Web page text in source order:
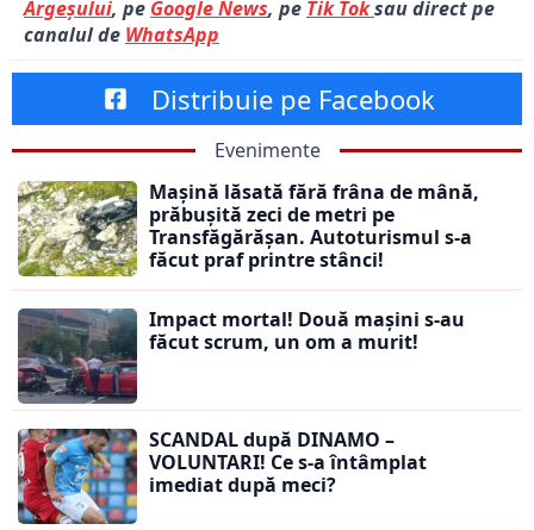
Argeșului, pe Google News, pe Tik Toksau direct pe
canalul de WhatsApp
Distribuie pe Facebook
Evenimente
Mașină lăsată fără frâna de mână,
prăbușită zeci de metri pe
Transfăgărășan. Autoturismul s-a
făcut praf printre stânci!
Impact mortal! Două mașini s-au
făcut scrum, un om a murit!
SCANDAL după DINAMO –
VOLUNTARI! Ce s-a întâmplat
imediat după meci?